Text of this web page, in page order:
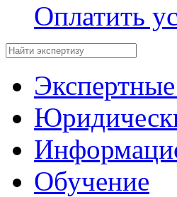
Оплатить
Обучение